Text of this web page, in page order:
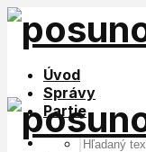
Úvod
Správy
Partie